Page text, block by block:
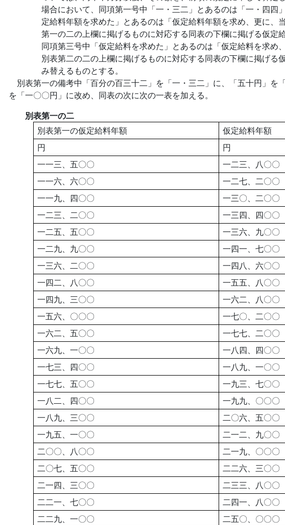
場合において、同項第一号中「一・三二」とあるのは「一・四四
定給料年額を求めた」とあるのは「仮定給料年額を求め、更に、
第一の二の上欄に掲げるものに対応する同表の下欄に掲げる仮定
同項第三号中「仮定給料を求めた」とあるのは「仮定給料を求め
別表第二の二の上欄に掲げるものに対応する同表の下欄に掲げる
み替えるものとする。
別表第一の備考中「百分の百三十二」を「一・三二」に、「五十円」を
を「一〇〇円」に改め、同表の次に次の一表を加える。
別表第一の二
別表第一の仮定給料年額
仮定給料年額
円
円
一一三、五〇〇
一二三、八〇〇
一一六、六〇〇
一二七、二〇〇
一一九、四〇〇
一三〇、二〇〇
一二三、二〇〇
一三四、四〇〇
一二五、五〇〇
一三六、九〇〇
一二九、九〇〇
一四一、七〇〇
一三六、二〇〇
一四八、六〇〇
一四二、八〇〇
一五五、八〇〇
一四九、三〇〇
一六二、八〇〇
一五六、〇〇〇
一七〇、二〇〇
一六二、五〇〇
一七七、二〇〇
一六九、一〇〇
一八四、四〇〇
一七三、四〇〇
一八九、一〇〇
一七七、五〇〇
一九三、七〇〇
一八二、四〇〇
一九九、〇〇〇
一八九、三〇〇
二〇六、五〇〇
一九五、一〇〇
二一二、九〇〇
二〇〇、八〇〇
二一九、〇〇〇
二〇七、五〇〇
二二六、三〇〇
二一四、三〇〇
二三三、八〇〇
二二一、七〇〇
二四一、八〇〇
二二九、一〇〇
二五〇、〇〇〇